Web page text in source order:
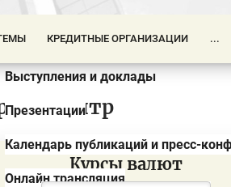
КРЕДИТНЫЕ ОРГАНИЗАЦИИ ...
центр
Пресс-релизы
Объявления и тендеры
Выступления и доклады
Презентации
Календарь публикаций и пресс-
Онлайн трансляция
Курсы валют